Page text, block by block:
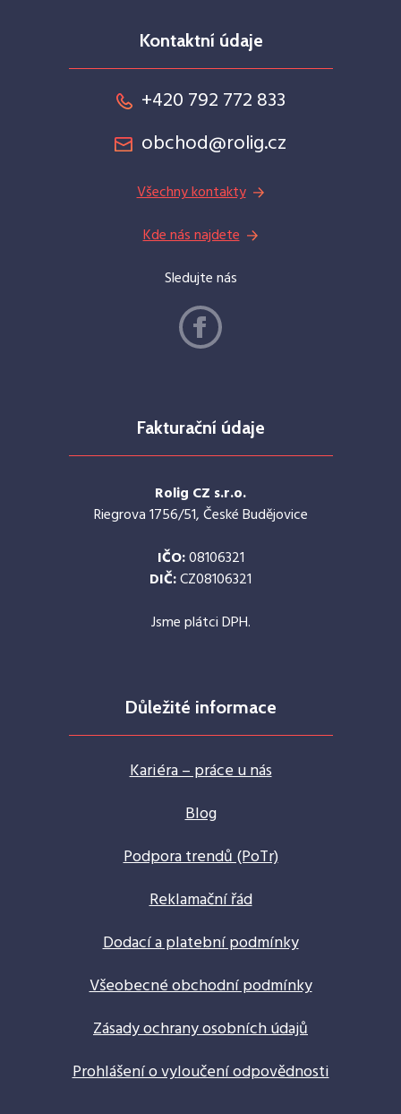
Kontaktní údaje
+420 792 772 833
obchod@rolig.cz
Všechny kontakty
Kde nás najdete
Sledujte nás
Fakturační údaje
Rolig CZ s.r.o.
Riegrova 1756/51, České Budějovice
IČO:08106321
DIČ:CZ08106321
Jsme plátci DPH.
Důležité informace
Kariéra – práce u nás
Blog
Podpora trendů (PoTr)
Reklamační řád
Dodací a platební podmínky
Všeobecné obchodní podmínky
Zásady ochrany osobních údajů
Prohlášení o vyloučení odpovědnosti